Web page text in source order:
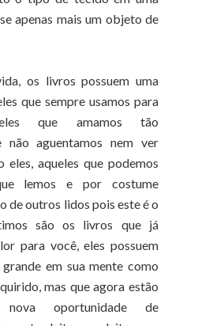
apenas mais um objeto de
os livros possuem uma
que sempre usamos para
que amamos tão
não aguentamos nem ver
eles, aqueles que podemos
lemos e por costume
de outros lidos pois este é o
são os livros que já
para você, eles possuem
em sua mente como
mas que agora estão
oportunidade de